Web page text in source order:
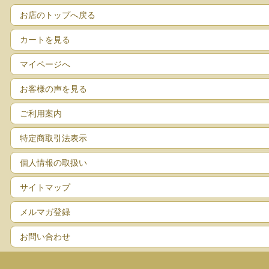
生理用ナプキンは、女性の社会進出にともなって、進化を遂げて来ましたよね。
高分子吸収材を使うことで、ナプキンそのものが薄く持ち歩きにかさばらなくなりまし
長時間でも漏れず、替えに行けない時でも安心できるようになったのです。
デオドラント成分が入り、経血特有の血生臭を感じることもなくなりました。
そして、今では経血すら見えないようなトップシートを使ってあるのです。
そうかと思えば、布ナプキンが静かなブームを呼んでいます。
でも、布ナプキンは仕事をしている女性には不便なものです。
使い終わったナプキンを持ち歩かなければらないし、洗うのも手間という意見が多い
布ナプキンは、この心地よさと引き換えに、不便な事が多いのも事実なのです。
お店のトップへ戻る
カートを見る
マイページへ
お客様の声を見る
ご利用案内
特定商取引法表示
個人情報の取扱い
サイトマップ
メルマガ登録
お問い合わせ